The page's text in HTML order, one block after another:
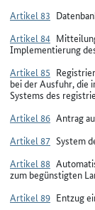
Artikel 83
Artikel 84
Implementierung
Artikel 85
bei der Ausfuhr, die
Systems des
Artikel 86 Antrag
Artikel 87 System
Artikel 88
zum begünstigten
Artikel 89 Entzug